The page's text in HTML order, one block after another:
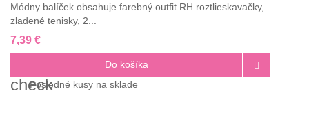
Módny balíček obsahuje farebný outfit RH roztlieskavačky,
zladené tenisky, 2...
7,39 €
Do košíka 
check
Posledné kusy na sklade